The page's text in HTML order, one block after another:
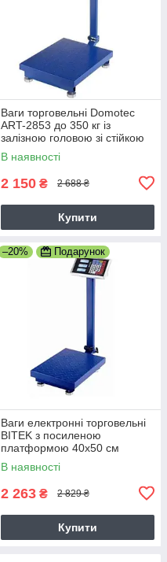
Ваги торговельні Domotec
ART-2853 до 350 кг із
залізною головою зі стійкою
посилена платформа 40*50,
6V
В наявності
2 150 ₴ 2 688 ₴
Купити
–20% Подарунок
Ваги електронні торговельні
BITEK з посиленою
платформою 40х50 см
вологозахист, 45х60 см YZ-
909-G5-300KG
В наявності
2 263 ₴ 2 829 ₴
Купити